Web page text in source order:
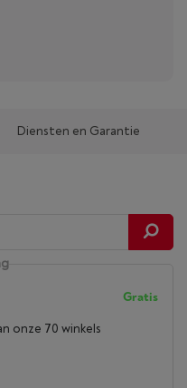
Diensten en Garantie
Gratis
onze 70 winkels